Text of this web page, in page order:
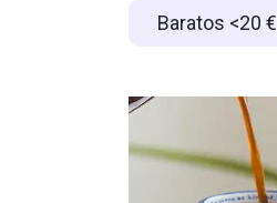
Baratos <20 €